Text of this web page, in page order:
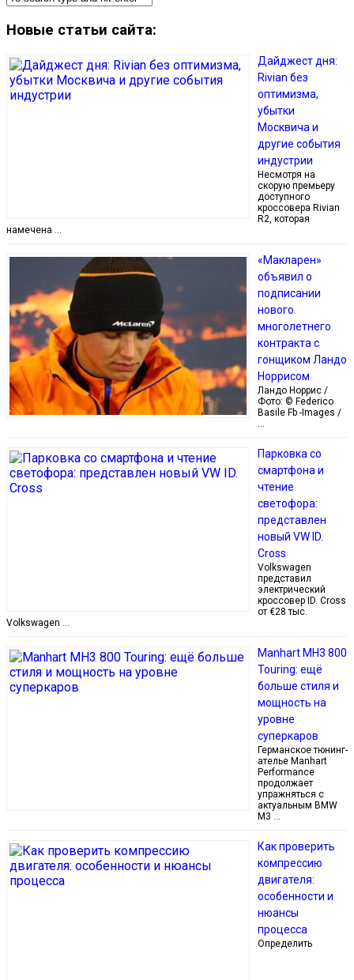
Новые статьи сайта:
Дайджест дня:
Rivian без
оптимизма,
убытки
Москвича и
другие события
индустрии
Несмотря на
скорую премьеру
доступного
кроссовера Rivian
R2, которая
намечена …
«Макларен»
объявил о
подписании
нового
многолетнего
контракта с
гонщиком Ландо
Норрисом
Ландо Норрис /
Фото: © Federico
Basile Fb -Images /
…
Парковка со
смартфона и
чтение
светофора:
представлен
новый VW ID.
Cross
Volkswagen
представил
электрический
кроссовер ID. Cross
от €28 тыс.
Volkswagen …
Manhart MH3 800
Touring: ещё
больше стиля и
мощность на
уровне
суперкаров
Германское тюнинг-
ателье Manhart
Performance
продолжает
упражняться с
актуальным BMW
M3 …
Как проверить
компрессию
двигателя:
особенности и
нюансы
процесса
Определить